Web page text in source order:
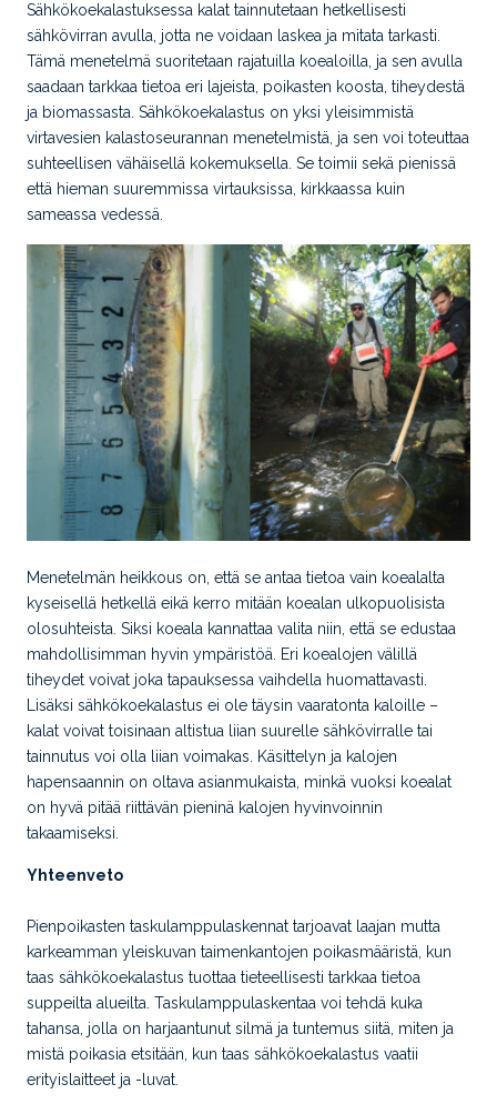
Sähkökoekalastuksessa kalat tainnutetaan hetkellisesti
sähkövirran avulla, jotta ne voidaan laskea ja mitata tarkasti.
Tämä menetelmä suoritetaan rajatuilla koealoilla, ja sen avulla
saadaan tarkkaa tietoa eri lajeista, poikasten koosta, tiheydestä
ja biomassasta. Sähkökoekalastus on yksi yleisimmistä
virtavesien kalastoseurannan menetelmistä, ja sen voi toteuttaa
suhteellisen vähäisellä kokemuksella. Se toimii sekä pienissä
että hieman suuremmissa virtauksissa, kirkkaassa kuin
sameassa vedessä.
Menetelmän heikkous on, että se antaa tietoa vain koealalta
kyseisellä hetkellä eikä kerro mitään koealan ulkopuolisista
olosuhteista. Siksi koeala kannattaa valita niin, että se edustaa
mahdollisimman hyvin ympäristöä. Eri koealojen välillä
tiheydet voivat joka tapauksessa vaihdella huomattavasti.
Lisäksi sähkökoekalastus ei ole täysin vaaratonta kaloille –
kalat voivat toisinaan altistua liian suurelle sähkövirralle tai
tainnutus voi olla liian voimakas. Käsittelyn ja kalojen
hapensaannin on oltava asianmukaista, minkä vuoksi koealat
on hyvä pitää riittävän pieninä kalojen hyvinvoinnin
takaamiseksi.
Yhteenveto
Pienpoikasten taskulamppulaskennat tarjoavat laajan mutta
karkeamman yleiskuvan taimenkantojen poikasmääristä, kun
taas sähkökoekalastus tuottaa tieteellisesti tarkkaa tietoa
suppeilta alueilta. Taskulamppulaskentaa voi tehdä kuka
tahansa, jolla on harjaantunut silmä ja tuntemus siitä, miten ja
mistä poikasia etsitään, kun taas sähkökoekalastus vaatii
erityislaitteet ja -luvat.